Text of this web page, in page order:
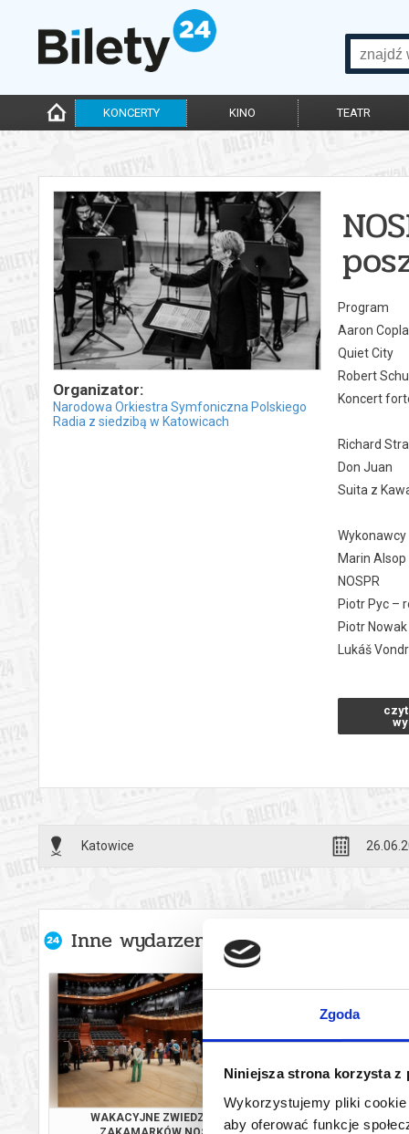
Zgoda
Niniejsza strona korzysta z
Wykorzystujemy pliki cookie
aby oferować funkcje
KONCERTY KINO TEATR
Organizator:
Narodowa Orkiestra Symfoniczna Polskiego
Radia z siedzibą w Katowicach
Program
Aaron
Quiet City
Robert
Koncert
Richard
Don Juan
Suita z
Wykonawcy
Marin
NOSPR
Piotr Pyc –
Piotr
Lukáš
W 1940
miejskiego
w
libertynem i
W
piękne
najchętniej
Piotr
Czas
*******
Katowice
Inne wydarzenia organizatora
WAKACYJNE ZWIEDZANIE
WAKACYJNE